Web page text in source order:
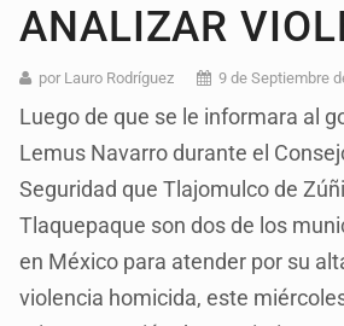
ANALIZAR
por Lauro Rodríguez 9 de Septiembre
Luego de que se le informara al
Lemus Navarro durante el
Seguridad que Tlajomulco de
Tlaquepaque son dos de los
en México para atender por su
violencia homicida, este